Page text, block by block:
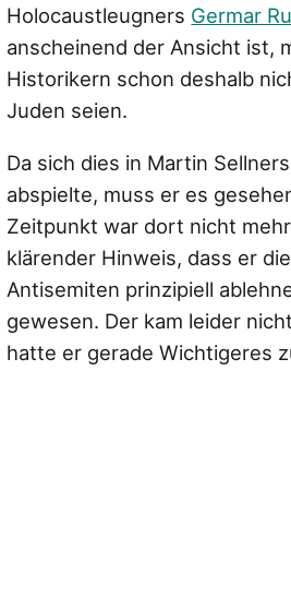
Holocaustleugners Germar
anscheinend der Ansicht ist,
Historikern schon deshalb
Juden seien.
Da sich dies in Martin
abspielte, muss er es
Zeitpunkt war dort nicht
klärender Hinweis, dass er
Antisemiten prinzipiell
gewesen. Der kam leider
hatte er gerade Wichtigeres